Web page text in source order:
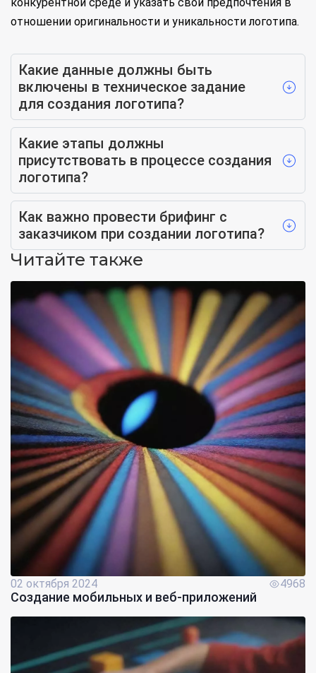
конкурентной среде и указать свои предпочтения в
отношении оригинальности и уникальности логотипа.
Какие данные должны быть
включены в техническое задание
для создания логотипа?
Какие этапы должны
присутствовать в процессе создания
логотипа?
Как важно провести брифинг с
заказчиком при создании логотипа?
Читайте также
02 октября 2024 4968
Создание мобильных и веб-приложений